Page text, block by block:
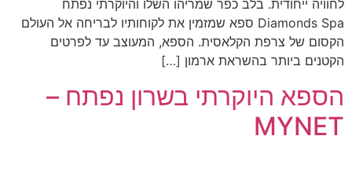
לחוויה ייחודית. בלב כפר שמריהו השלו והיוקרתי נפתח
Diamonds Spa ספא שמזמין את לקוחותיו לבריחה אל העולם
הקסום של צרפת הקלאסית. הספא, המעוצב עד לפרטים
הקטנים ביותר בהשראת ארמון […]
הספא היוקרתי בשרון נפתח –
MYNET